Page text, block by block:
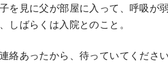
を見に父が部屋に入って、呼吸が
しばらくは入院とのこと。
絡あったから、待っていてください